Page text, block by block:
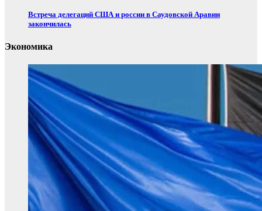
Встреча делегаций США и россии в Саудовской Аравии
закончилась
Экономика